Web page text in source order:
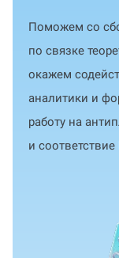
Поможем со
по связке
окажем
аналитики и
работу на
и соответствие